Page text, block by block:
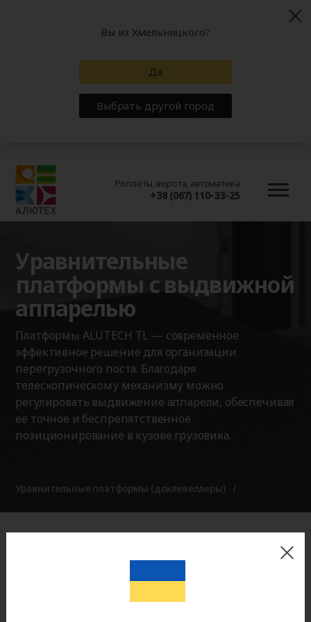
Роллеты, ворота, автоматика
+38 (067) 110-33-25
Уравнительные
платформы с выдвижной
аппарелью
Платформы ALUTECH TL — современное
эффективное решение для организации
перегрузочного поста. Благодаря
телескопическому механизму можно
регулировать выдвижение аппарели, обеспечивая
ее точное и беспрепятственное
позиционирование в кузове грузовика.
Уравнительные платформы (доклевеллеры)
Вы из Хмельницкого?
Да
Выбрать другой город